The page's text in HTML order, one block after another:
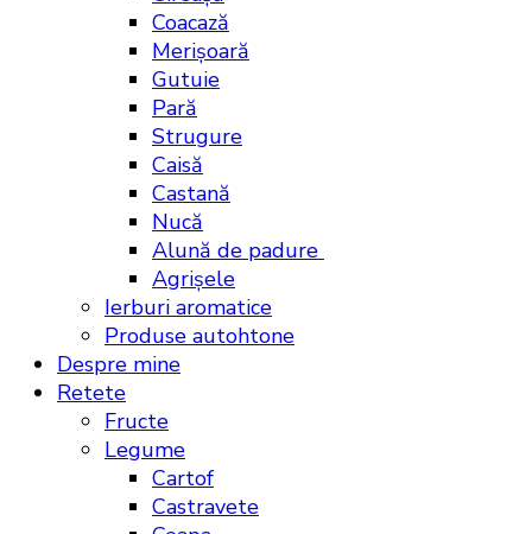
Coacază
Merișoară
Gutuie
Pară
Strugure
Caisă
Castană
Nucă
Alună de padure
Agrișele
Ierburi aromatice
Produse autohtone
Despre mine
Retete
Fructe
Legume
Cartof
Castravete